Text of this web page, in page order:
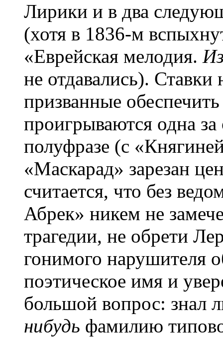
Лирики и в два
(хотя в 1836-м
«Еврейская мелодия.
не отдавались).
призванные
проигрываются одна
полуфразе (с
«Маскарад» зарезан
считается, что без
Абрек» никем не
трагедии, не обрети
гонимого нарушителя
поэтическое имя и
большой вопрос: знал
нибудь фамилию